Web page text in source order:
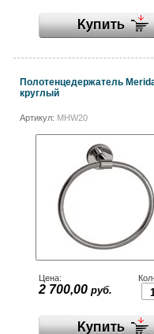
Полотенцедержатель
круглый
Артикул: MHW20
Цена:
2 700,00 руб.